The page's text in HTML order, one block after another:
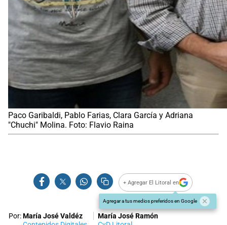
Paco Garibaldi, Pablo Farias, Clara García y Adriana
"Chuchi" Molina. Foto: Flavio Raina
+ Agregar El Litoral en
Agregar a tus medios preferidos en Google
Por:María José Valdéz
María José Ramón